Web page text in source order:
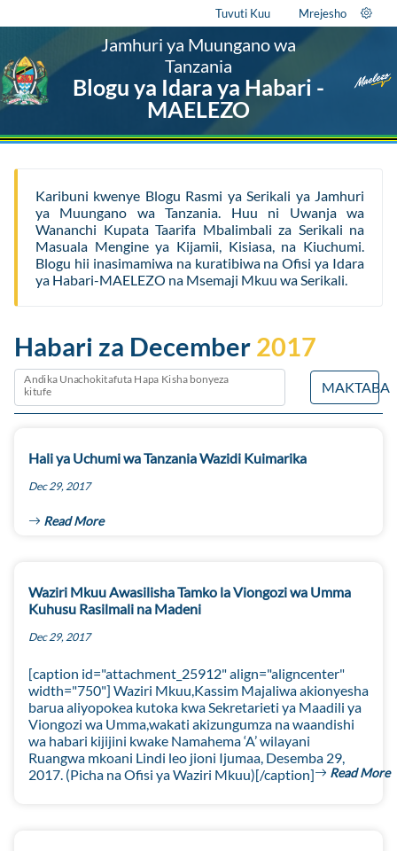
Tuvuti Kuu Mrejesho
Jamhuri ya Muungano wa
Tanzania
Blogu ya Idara ya Habari -
MAELEZO
Karibuni kwenye Blogu Rasmi ya Serikali ya Jamhuri
ya Muungano wa Tanzania. Huu ni Uwanja wa
Wananchi Kupata Taarifa Mbalimbali za Serikali na
Masuala Mengine ya Kijamii, Kisiasa, na Kiuchumi.
Blogu hii inasimamiwa na kuratibiwa na Ofisi ya Idara
ya Habari-MAELEZO na Msemaji Mkuu wa Serikali.
Habari za December 2017
Andika Unachokitafuta Hapa Kisha bonyeza
kitufe
MAKTABA
Hali ya Uchumi wa Tanzania Wazidi Kuimarika
Dec 29, 2017
Read More
Waziri Mkuu Awasilisha Tamko la Viongozi wa Umma
Kuhusu Rasilmali na Madeni
Dec 29, 2017
[caption id="attachment_25912" align="aligncenter"
width="750"] Waziri Mkuu,Kassim Majaliwa akionyesha
barua aliyopokea kutoka kwa Sekretarieti ya Maadili ya
Viongozi wa Umma,wakati akizungumza na waandishi
wa habari kijijini kwake Namahema ‘A’ wilayani
Ruangwa mkoani Lindi leo jioni Ijumaa, Desemba 29,
2017. (Picha na Ofisi ya Waziri Mkuu)[/caption]
Read More